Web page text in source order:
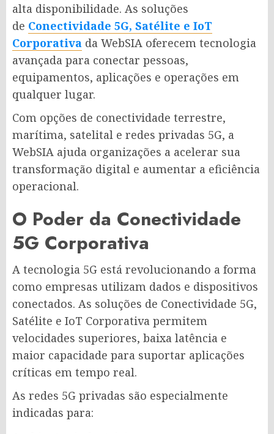
alta disponibilidade. As soluções
de Conectividade 5G, Satélite e IoT
Corporativa da WebSIA oferecem tecnologia
avançada para conectar pessoas,
equipamentos, aplicações e operações em
qualquer lugar.
Com opções de conectividade terrestre,
marítima, satelital e redes privadas 5G, a
WebSIA ajuda organizações a acelerar sua
transformação digital e aumentar a eficiência
operacional.
O Poder da Conectividade
5G Corporativa
A tecnologia 5G está revolucionando a forma
como empresas utilizam dados e dispositivos
conectados. As soluções de Conectividade 5G,
Satélite e IoT Corporativa permitem
velocidades superiores, baixa latência e
maior capacidade para suportar aplicações
críticas em tempo real.
As redes 5G privadas são especialmente
indicadas para: